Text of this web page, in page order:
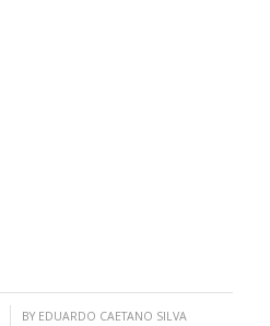
BY EDUARDO CAETANO SILVA